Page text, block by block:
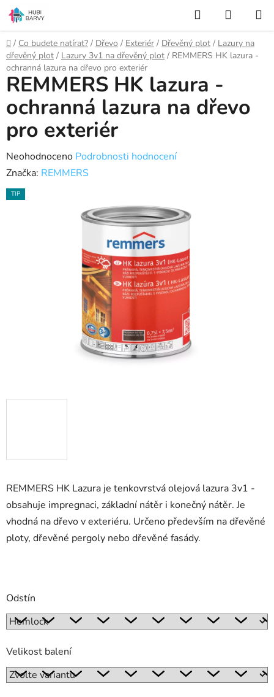
Přejít
na
obsah
Hledat
KOŠÍK
Domů
/ Co budete natírat? / Dřevo / Exteriér / Dřevěný plot / Lazury na
dřevěný plot / Lazury 3v1 na dřevěný plot / REMMERS HK lazura -
ochranná lazura na dřevo pro exteriér
REMMERS HK Lazura je tenkovrstvá olejová lazura 3v1 -
obsahuje impregnaci, základní nátěr i konečný nátěr. Je
vhodná na dřevo v exteriéru. Určeno především na dřevěné
ploty, dřevěné pergoly nebo dřevěné fasády.
Odstín
Velikost balení
REMMERS HK lazura -
ochranná lazura na dřevo
pro exteriér
Průměrné
hodnocení
produktu
Neohodnoceno Podrobnosti hodnocení
Značka: REMMERS
TIP